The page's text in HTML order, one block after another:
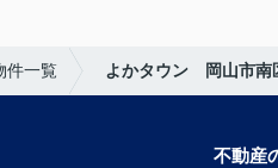
件一覧 よかタウン 岡山市南
不動産